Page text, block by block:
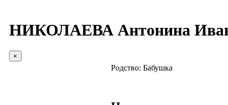
НИКОЛАЕВА Антонина
×
Родство: Бабушка